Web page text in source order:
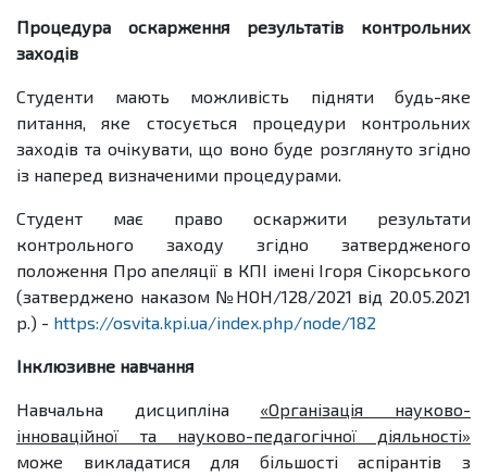
Процедура оскарження результатів контрольних
заходів
Студенти мають можливість підняти будь-яке
питання, яке стосується процедури контрольних
заходів та очікувати, що воно буде розглянуто згідно
із наперед визначеними процедурами.
Студент має право оскаржити результати
контрольного заходу згідно затвердженого
положення Про апеляції в КПІ імені Ігоря Сікорського
(затверджено наказом №НОН/128/2021 від 20.05.2021
р.) - https://osvita.kpi.ua/index.php/node/182
Інклюзивне навчання
Навчальна дисципліна «Організація науково-
інноваційної та науково-педагогічної діяльності»
може викладатися для більшості аспірантів з